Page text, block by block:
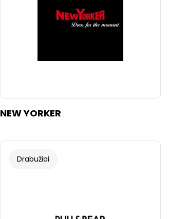
NEW YORKER
Drabužiai